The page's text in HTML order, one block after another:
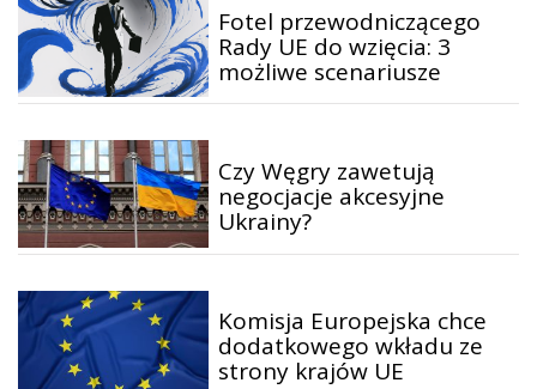
Fotel przewodniczącego
Rady UE do wzięcia: 3
możliwe scenariusze
Czy Węgry zawetują
negocjacje akcesyjne
Ukrainy?
Komisja Europejska chce
dodatkowego wkładu ze
strony krajów UE